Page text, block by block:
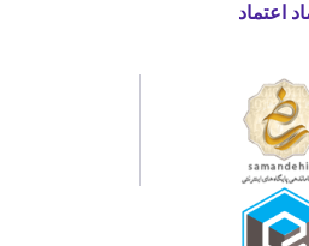
اعتماد